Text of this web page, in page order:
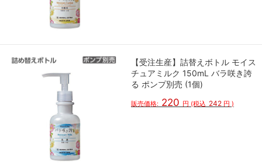
【受注生産】詰替えボトル モイス
チュアミルク 150mL バラ咲き誇
る ポンプ別売 (1個)
販売価格: 220 円 (税込 242 円 )